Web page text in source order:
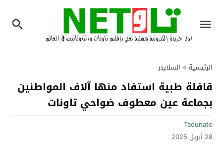
الرئيسية » السلايدر
قافلة طبية استفاد منها آلاف المواطنين
بجماعة عين معطوف ضواحي تاونات‎
Taounate
28 أبريل 2025